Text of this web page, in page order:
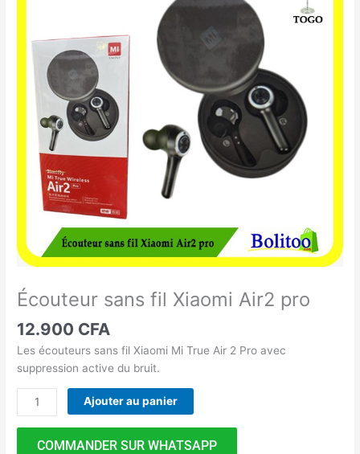
Écouteur sans fil Xiaomi Air2 pro
12.900 CFA
Les écouteurs sans fil Xiaomi Mi True Air 2 Pro avec
suppression active du bruit.
Xiaomi
Ajouter au panier
COMMANDER SUR WHATSAPP